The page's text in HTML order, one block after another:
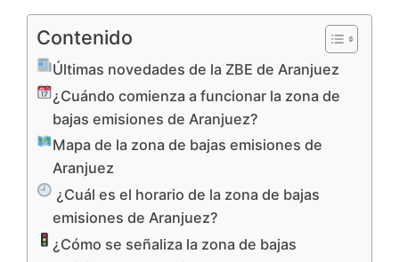
Contenido
Últimas novedades de la ZBE de Aranjuez
¿Cuándo comienza a funcionar la zona de
bajas emisiones de Aranjuez?
Mapa de la zona de bajas emisiones de
Aranjuez
¿Cuál es el horario de la zona de bajas
emisiones de Aranjuez?
¿Cómo se señaliza la zona de bajas